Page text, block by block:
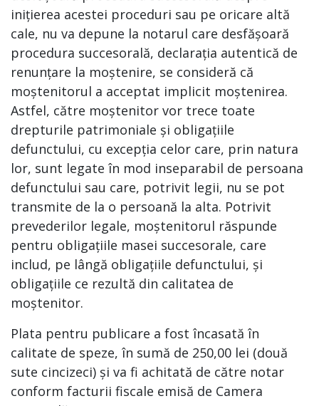
inițierea acestei proceduri sau pe oricare altă
cale, nu va depune la notarul care desfășoară
procedura succesorală, declarația autentică de
renunțare la moștenire, se consideră că
moștenitorul a acceptat implicit moștenirea.
Astfel, către moștenitor vor trece toate
drepturile patrimoniale și obligațiile
defunctului, cu excepția celor care, prin natura
lor, sunt legate în mod inseparabil de persoana
defunctului sau care, potrivit legii, nu se pot
transmite de la o persoană la alta. Potrivit
prevederilor legale, moștenitorul răspunde
pentru obligațiile masei succesorale, care
includ, pe lângă obligațiile defunctului, și
obligațiile ce rezultă din calitatea de
moștenitor.
Plata pentru publicare a fost încasată în
calitate de speze, în sumă de 250,00 lei (două
sute cincizeci) și va fi achitată de către notar
conform facturii fiscale emisă de Camera